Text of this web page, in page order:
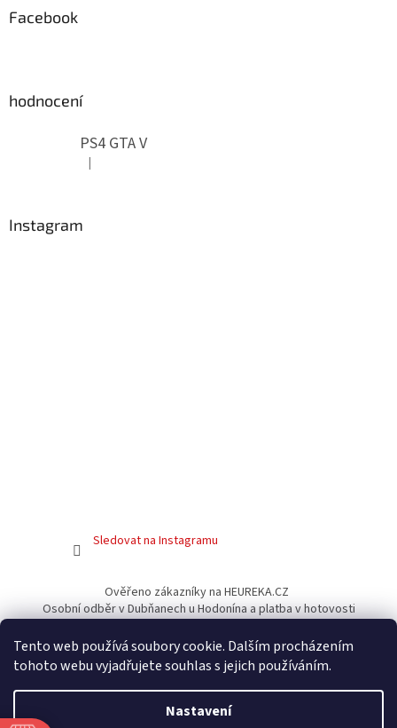
Tento web používá soubory cookie. Dalším procházením
tohoto webu vyjadřujete souhlas s jejich používáním.
Nastavení
Facebook
hodnocení
PS4 GTA V
Hodnocení produktu je 5 z 5 hvězdiček.
|
Instagram
Sledovat na Instagramu
Ověřeno zákazníky na HEUREKA.CZ
Osobní odběr v Dubňanech u Hodonína a platba v hotovosti
Vytvořil Shoptet